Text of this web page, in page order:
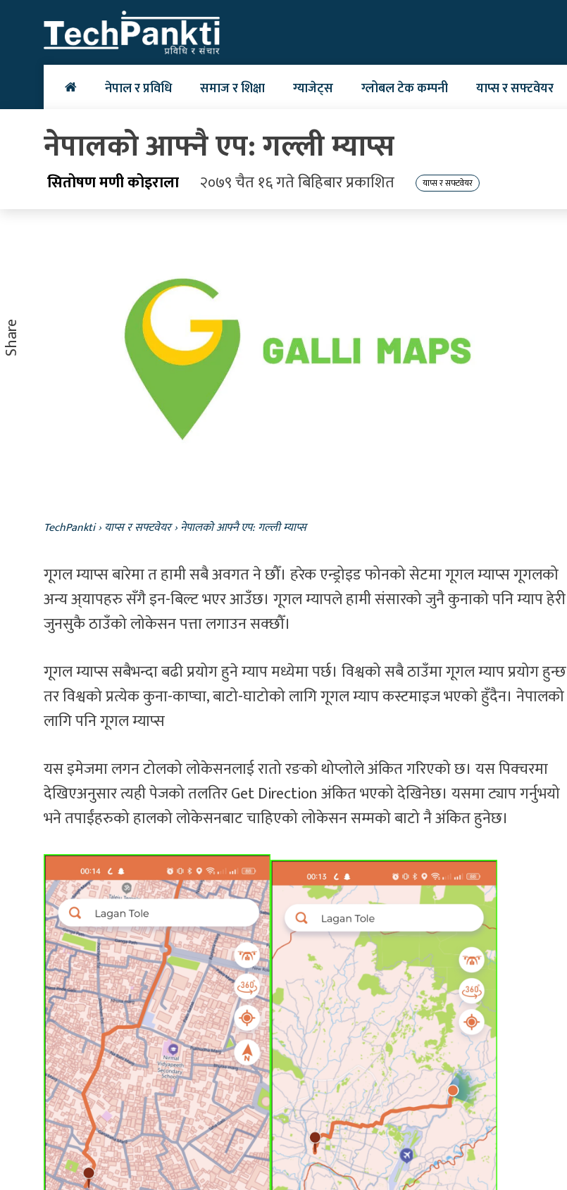
content
नेपाल र प्रविधि समाज र शिक्षा ग्याजेट्स ग्लोबल टेक कम्पनी याप्स र सफ्टवेयर
नेपालको आफ्नै एप: गल्ली म्याप्स
सितोषण मणी कोइराला २०७९ चैत १६ गते बिहिबार प्रकाशित याप्स र सफ्टवेयर
TechPankti› याप्स र सफ्टवेयर›नेपालको आफ्नै एप: गल्ली म्याप्स
गूगल म्याप्स बारेमा त हामी सबै अवगत ने छौँ। हरेक एन्ड्रोइड फोनको सेटमा गूगल म्याप्स गूगलको
अन्य अ्यापहरु सँगै इन-बिल्ट भएर आउँछ। गूगल म्यापले हामी संसारको जुनै कुनाको पनि म्याप हेरी
जुनसुकै ठाउँको लोकेसन पत्ता लगाउन सक्छौँ।
गूगल म्याप्स सबैभन्दा बढी प्रयोग हुने म्याप मध्येमा पर्छ। विश्वको सबै ठाउँमा गूगल म्याप प्रयोग हुन्छ
तर विश्वको प्रत्येक कुना-काप्चा, बाटो-घाटोको लागि गूगल म्याप कस्टमाइज भएको हुँदैन। नेपालको
लागि पनि गूगल म्याप्स
यस इमेजमा लगन टोलको लोकेसनलाई रातो रङको थोप्लोले अंकित गरिएको छ। यस पिक्चरमा
देखिएअनुसार त्यही पेजको तलतिर Get Direction अंकित भएको देखिनेछ। यसमा ट्याप गर्नुभयो
भने तपाईंहरुको हालको लोकेसनबाट चाहिएको लोकेसन सम्मको बाटो नै अंकित हुनेछ।